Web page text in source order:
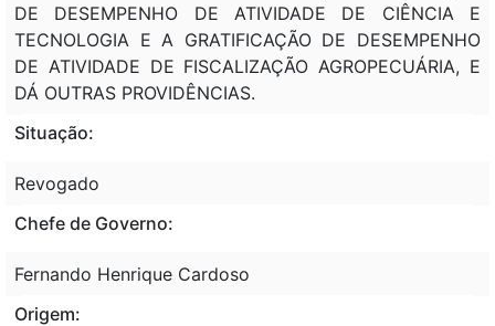
DE DESEMPENHO DE ATIVIDADE DE CIÊNCIA E
TECNOLOGIA E A GRATIFICAÇÃO DE DESEMPENHO
DE ATIVIDADE DE FISCALIZAÇÃO AGROPECUÁRIA, E
DÁ OUTRAS PROVIDÊNCIAS.
Situação:
Revogado
Chefe de Governo:
Fernando Henrique Cardoso
Origem: